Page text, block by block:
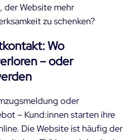
Website mehr
zu schenken?
Wo
– oder
oder
– Kund:innen starten ihre
Die Website ist häufig der